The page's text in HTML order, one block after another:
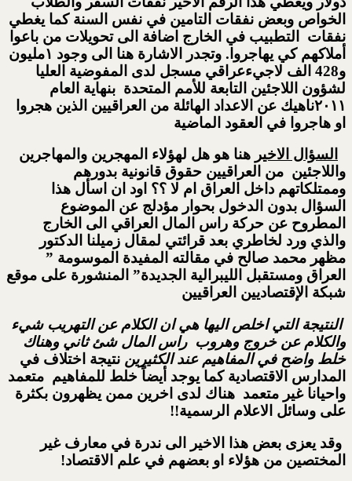
الخواص وبعض نفقات التامين في نفس السنة كما يغطي
نفقات التطبيب في الخارج اضافة الى تحويلات من باعوا
أملاكهم كي يهاجروا. وتجدر الاشارة هنا الى وجود ١مليون
و428 الف لاجيءعراقي مسجل لدى المفوضية العليا
لشؤون اللاجئين التابعة للأمم المتحدة بنهاية العام
٢٠١١ناهيك عن الاعداد الهائلة من العراقيين الذين هجروا
او هاجروا في العقود الماضية
السؤال الاخير هنا هو هل لهؤلاء المهجرين والمهاجرين
واللاجئين من العراقيين حقوق قانونية بدورهم
وممتلكاتهم داخل العراق ام لا ؟؟ اود ان اسأل هذا
السؤال بدون الدخول بحوار مؤدلج عن الموضوع
المطروح عن حركة راس المال العراقي الى الخارج
والذي ورد لخاطري بعد قرائتي لمقال زميلنا الدكتور
مظهر محمد صالح في مقالته المفيدة الموسومة ”
العراق ومستقبل الليبرالية الجديدة” المنشورة على موقع
شبكة الإقتصاديين العراقيين
النتيجة التي اخلص اليها هي ان الكلام عن التهريب شيء
والكلام عن خروج وهروب راس المال شئ ثاني وهناك
خلط واضح في المفاهيم عند الكثيرين نتيجة اختلاف في
المدارس الاقتصادية كما يوجد أيضاً خلط للمفاهيم متعمد
واحيانا غير متعمد هناك لدى اخرين ممن يظهرون بكثرة
على وسائل الاعلام الرسمية!!
وقد يعزى بعض هذا الاخير الى ندرة في معارف غير
المختصين من هؤلاء او بعضهم في علم الاقتصاد!